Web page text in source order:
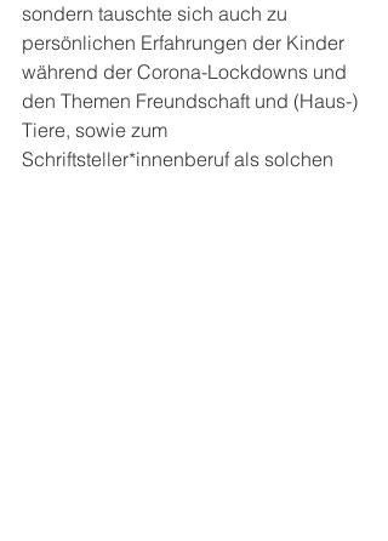
sondern tauschte sich auch zu
persönlichen Erfahrungen der Kinder
während der Corona-Lockdowns und
den Themen Freundschaft und (Haus-)
Tiere, sowie zum
Schriftsteller*innenberuf als solchen